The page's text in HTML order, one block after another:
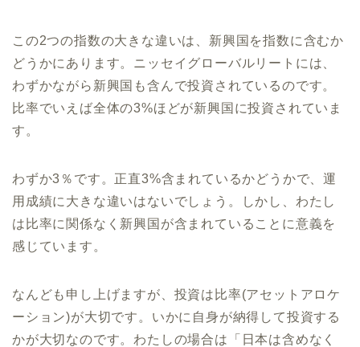
この2つの指数の大きな違いは、新興国を指数に含むか
どうかにあります。ニッセイグローバルリートには、
わずかながら新興国も含んで投資されているのです。
比率でいえば全体の3%ほどが新興国に投資されていま
す。
わずか3％です。正直3%含まれているかどうかで、運
用成績に大きな違いはないでしょう。しかし、わたし
は比率に関係なく新興国が含まれていることに意義を
感じています。
なんども申し上げますが、投資は比率(アセットアロケ
ーション)が大切です。いかに自身が納得して投資する
かが大切なのです。わたしの場合は「日本は含めなく